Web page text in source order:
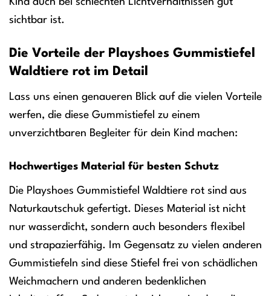
sichtbar ist.
Die Vorteile der Playshoes Gummistiefel
Waldtiere rot im Detail
Lass uns einen genaueren Blick auf die vielen Vorteile
werfen, die diese Gummistiefel zu einem
unverzichtbaren Begleiter für dein Kind machen:
Hochwertiges Material für besten Schutz
Die Playshoes Gummistiefel Waldtiere rot sind aus
Naturkautschuk gefertigt. Dieses Material ist nicht
nur wasserdicht, sondern auch besonders flexibel
und strapazierfähig. Im Gegensatz zu vielen anderen
Gummistiefeln sind diese Stiefel frei von schädlichen
Weichmachern und anderen bedenklichen